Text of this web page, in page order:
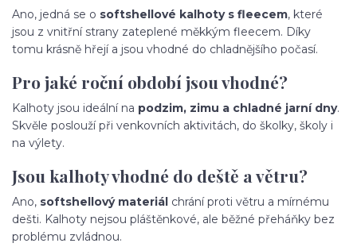
Ano, jedná se o softshellové kalhoty s fleecem, které
jsou z vnitřní strany zateplené měkkým fleecem. Díky
tomu krásně hřejí a jsou vhodné do chladnějšího počasí.
Pro jaké roční období jsou vhodné?
Kalhoty jsou ideální na podzim, zimu a chladné jarní dny.
Skvěle poslouží při venkovních aktivitách, do školky, školy i
na výlety.
Jsou kalhoty vhodné do deště a větru?
Ano, softshellový materiál chrání proti větru a mírnému
dešti. Kalhoty nejsou pláštěnkové, ale běžné přeháňky bez
problému zvládnou.